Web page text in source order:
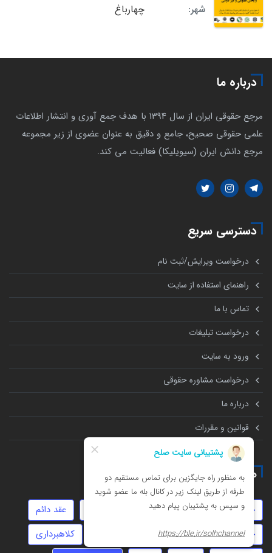
شهر:
چهارباغ
درباره ما
مرجع حقوقی ایران از سال 1394 با هدف جمع آوری و انتشار اطلاعات
علمی حقوقی صحیح، جامع و دقیق به عنوان عضوی از زیر مجموعه
مرجع دانش ایران (سیویلیکا) فعالیت می کند.
دسترسی سریع
درخواست ویرایش/ثبت نام
راهنمای استفاده از سایت
تماس با ما
درخواست تبلیغات
ورود به سایت
درخواست مشاوره حقوقی
درباره ما
قوانین و مقررات
همه چیز درباره
حضانت چک مهاجرت
عقد دائم
جعل
امور مالیاتی
کلاهبرداری